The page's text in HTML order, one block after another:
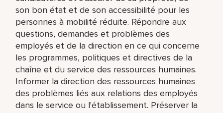
son bon état et de son accessibilité pour les
personnes à mobilité réduite. Répondre aux
questions, demandes et problèmes des
employés et de la direction en ce qui concerne
les programmes, politiques et directives de la
chaîne et du service des ressources humaines.
Informer la direction des ressources humaines
des problèmes liés aux relations des employés
dans le service ou l'établissement. Préserver la